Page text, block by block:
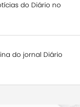
do Diário no
do jornal Diário